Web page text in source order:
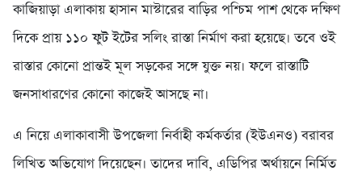
কাজিয়াড়া এলাকায় হাসান মাস্টারের বাড়ির পশ্চিম পাশ থেকে দক্ষিণ
দিকে প্রায় ১১০ ফুট ইটের সলিং রাস্তা নির্মাণ করা হয়েছে। তবে ওই
রাস্তার কোনো প্রান্তই মূল সড়কের সঙ্গে যুক্ত নয়। ফলে রাস্তাটি
জনসাধারণের কোনো কাজেই আসছে না।
এ নিয়ে এলাকাবাসী উপজেলা নির্বাহী কর্মকর্তার (ইউএনও) বরাবর
লিখিত অভিযোগ দিয়েছেন। তাদের দাবি, এডিপির অর্থায়নে নির্মিত